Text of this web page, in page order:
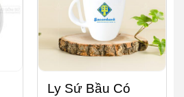
Ly Sứ Bầu Có